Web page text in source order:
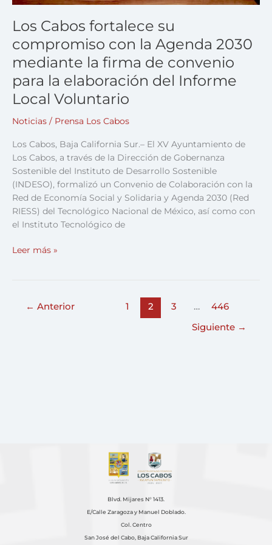
Los Cabos fortalece su
compromiso con la Agenda 2030
mediante la firma de convenio
para la elaboración del Informe
Local Voluntario
Noticias / Prensa Los Cabos
Los Cabos, Baja California Sur.– El XV Ayuntamiento de
Los Cabos, a través de la Dirección de Gobernanza
Sostenible del Instituto de Desarrollo Sostenible
(INDESO), formalizó un Convenio de Colaboración con la
Red de Economía Social y Solidaria y Agenda 2030 (Red
RIESS) del Tecnológico Nacional de México, así como con
el Instituto Tecnológico de
firma
de
para
la
elaboración
del
Informe
Local
Voluntario
Leer más »
← Anterior 1 2 3 …
446
Siguiente →
Blvd. Mijares N° 1413.
E/Calle Zaragoza y Manuel Doblado.
Col. Centro
San José del Cabo, Baja California Sur